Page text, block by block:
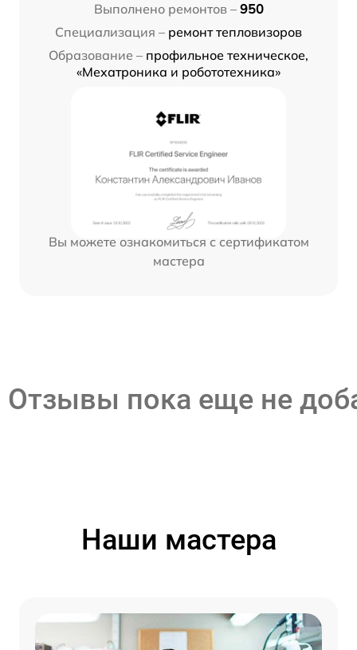
Выполнено ремонтов – 950
Специализация – ремонт тепловизоров
Образование – профильное техническое,
«Мехатроника и робототехника»
Вы можете ознакомиться с сертификатом
мастера
Отзывы пока еще не
Наши мастера